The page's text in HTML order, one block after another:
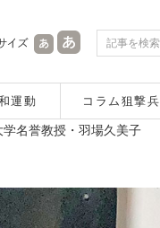
運動 コラム狙撃兵
名誉教授・羽場久美子